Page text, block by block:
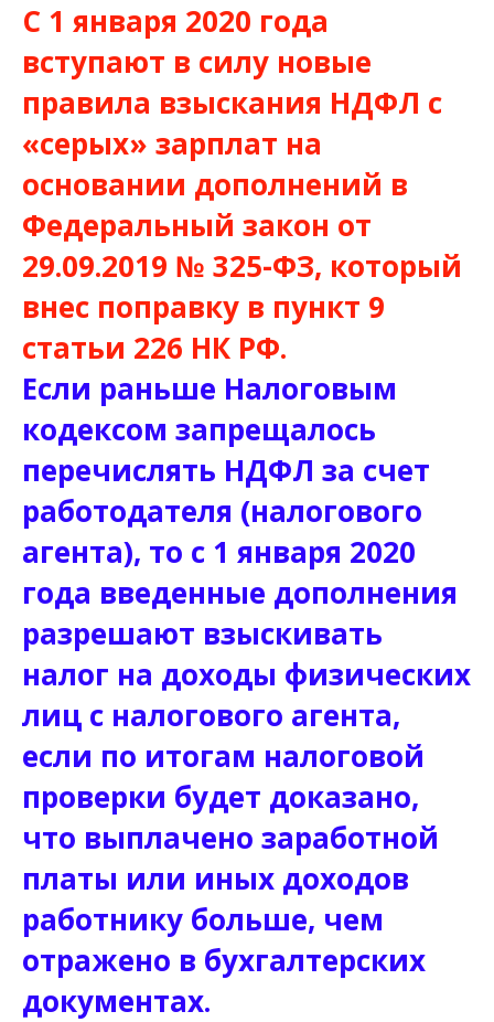
С 1 января 2020 года
вступают в силу новые
правила взыскания НДФЛ с
«серых» зарплат на
основании дополнений в
Федеральный закон от
29.09.2019 № 325-ФЗ, который
внес поправку в пункт 9
статьи 226 НК РФ.
Если раньше Налоговым
кодексом запрещалось
перечислять НДФЛ за счет
работодателя (налогового
агента), то с 1 января 2020
года введенные дополнения
разрешают взыскивать
налог на доходы физических
лиц с налогового агента,
если по итогам налоговой
проверки будет доказано,
что выплачено заработной
платы или иных доходов
работнику больше, чем
отражено в бухгалтерских
документах.